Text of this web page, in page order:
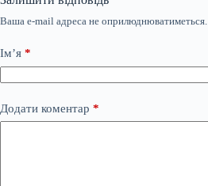
Ваша e-mail адреса не оприлюднюватиметься.
Ім’я *
Додати коментар *